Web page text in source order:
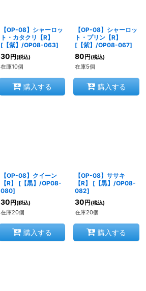
【OP-08】シャーロッ
ト・カタクリ【R】
[【紫】/OP08-063]
30 円 (税込)
在庫10個
購入する
【OP-08】シャーロッ
ト・プリン【R】
[【紫】/OP08-067]
80 円 (税込)
在庫5個
購入する
【OP-08】クイーン
【R】
[【黒】/OP08-
080]
30 円 (税込)
在庫20個
購入する
【OP-08】ササキ
【R】
[【黒】/OP08-
082]
30 円 (税込)
在庫20個
購入する